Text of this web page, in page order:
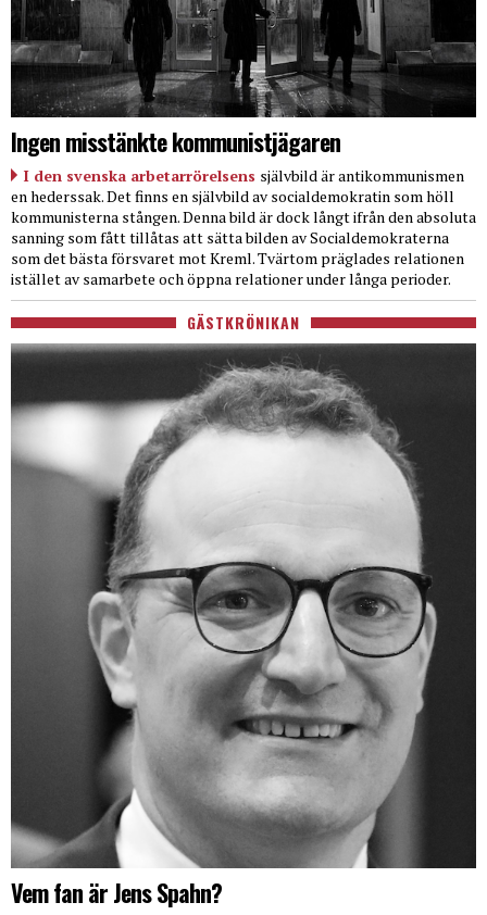
Ingen misstänkte kommunistjägaren
I den svenska arbetarrörelsens självbild är antikommunismen
en hederssak. Det finns en självbild av socialdemokratin som höll
kommunisterna stången. Denna bild är dock långt ifrån den absoluta
sanning som fått tillåtas att sätta bilden av Socialdemokraterna
som det bästa försvaret mot Kreml. Tvärtom präglades relationen
istället av samarbete och öppna relationer under långa perioder.
GÄSTKRÖNIKAN
Vem fan är Jens Spahn?